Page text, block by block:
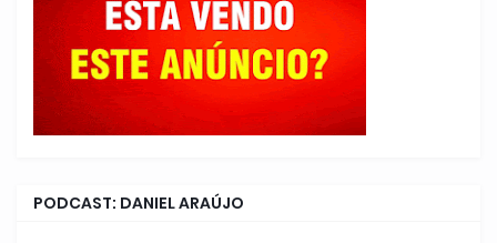
PODCAST: DANIEL ARAÚJO